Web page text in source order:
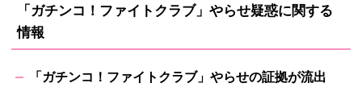
「ガチンコ！ファイトクラブ」やらせ疑惑に関する
情報
「ガチンコ！ファイトクラブ」やらせの証拠が流出